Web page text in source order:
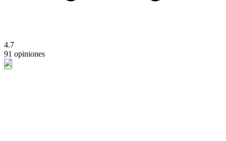
4.7
91 opiniones